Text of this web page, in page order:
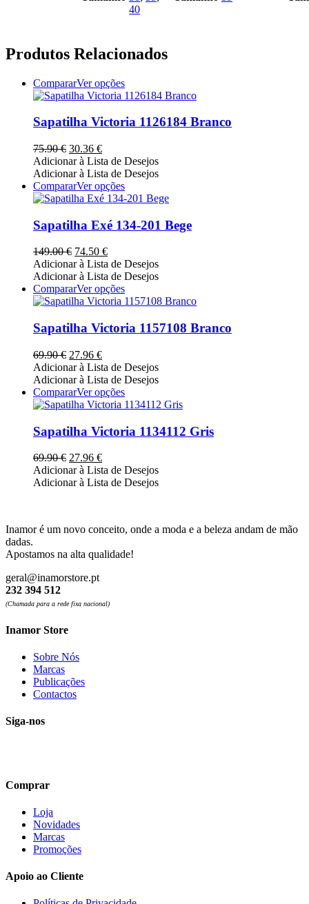
40
Produtos Relacionados
CompararVer opçõesThis
product
multiple
options
may
be
chosen
on
the
product
Sapatilha Victoria 1126184 Branco
75.90€ O
preço
original
era:
75.90 €.
30.36 €O
preço
atual
é:
30.36 €.
Adicionar à Lista de Desejos
Adicionar à Lista de Desejos
CompararVer opçõesThis
product
multiple
variants.
options
may
be
chosen
on
the
product
Sapatilha Exé 134-201 Bege
149.00€ O
preço
original
era:
149.00 €.
74.50 €O
preço
atual
é:
74.50 €.
Adicionar à Lista de Desejos
Adicionar à Lista de Desejos
CompararVer opçõesThis
product
multiple
options
may
be
chosen
on
the
product
Sapatilha Victoria 1157108 Branco
69.90€ O
preço
original
era:
69.90 €.
27.96 €O
preço
atual
é:
27.96 €.
Adicionar à Lista de Desejos
Adicionar à Lista de Desejos
CompararVer opçõesThis
product
multiple
variants.
options
may
the
page
Sapatilha Victoria 1134112 Gris
69.90€ O
preço
original
27.96 €O
preço
atual
Adicionar à Lista de Desejos
Adicionar à Lista de Desejos
Inamor é um novo conceito, onde a moda e a beleza andam de mão
dadas.
Apostamos na alta qualidade!
geral@inamorstore.pt
232 394 512
(Chamada para a rede fixa nacional)
Inamor Store
Sobre Nós
Marcas
Publicações
Contactos
Siga-nos
Comprar
Loja
Novidades
Marcas
Promoções
Apoio ao Cliente